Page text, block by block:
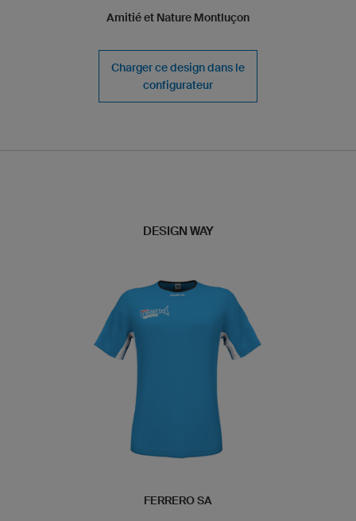
Amitié et Nature Montluçon
Charger ce design dans le
configurateur
DESIGN WAY
FERRERO SA